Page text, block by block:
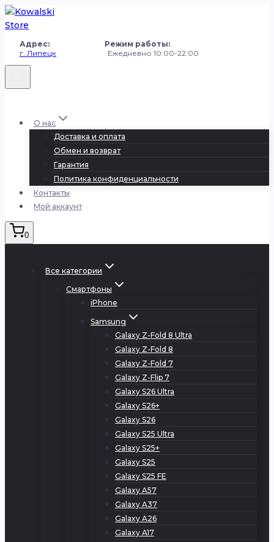
Перейти
к
Адрес: Режим работы:
г. Липецк Ежедневно 10:00-22:00
О нас
Доставка и оплата
Обмен и возврат
Гарантия
Политика конфиденциальности
Контакты
Мой аккаунт
0
Все категории
Смартфоны
iPhone
Samsung
Galaxy Z-Fold 8 Ultra
Galaxy Z-Fold 8
Galaxy Z-Fold 7
Galaxy Z-Flip 7
Galaxy S26 Ultra
Galaxy S26+
Galaxy S26
Galaxy S25 Ultra
Galaxy S25+
Galaxy S25
Galaxy S25 FE
Galaxy A57
Galaxy A37
Galaxy A26
Galaxy A17